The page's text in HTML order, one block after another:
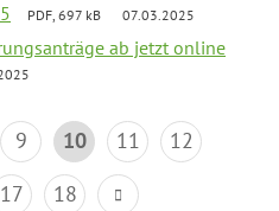
PDF, 697 kB 07.03.2025
ab jetzt online
9 10 11
12
17 18